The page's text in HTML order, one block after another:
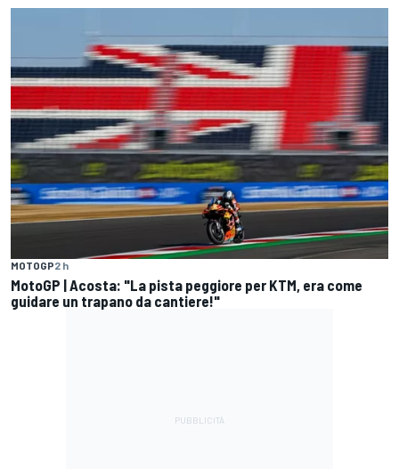
MOTOGP2 h
MotoGP | Acosta: "La pista peggiore per KTM, era come
guidare un trapano da cantiere!"